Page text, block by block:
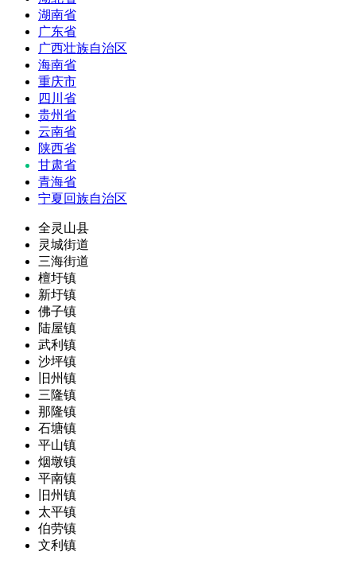
湖南省
广东省
广西壮族自治区
海南省
重庆市
四川省
贵州省
云南省
陕西省
甘肃省
青海省
宁夏回族自治区
全灵山县
灵城街道
三海街道
檀圩镇
新圩镇
佛子镇
陆屋镇
武利镇
沙坪镇
旧州镇
三隆镇
那隆镇
石塘镇
平山镇
烟墩镇
平南镇
旧州镇
太平镇
伯劳镇
文利镇